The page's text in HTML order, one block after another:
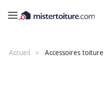
Accueil Accessoires toiture